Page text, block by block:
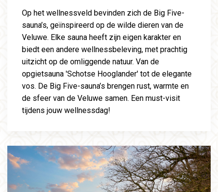
Op het wellnessveld bevinden zich de Big Five-
sauna’s, geïnspireerd op de wilde dieren van de
Veluwe. Elke sauna heeft zijn eigen karakter en
biedt een andere wellnessbeleving, met prachtig
uitzicht op de omliggende natuur. Van de
opgietsauna 'Schotse Hooglander' tot de elegante
vos. De Big Five-sauna’s brengen rust, warmte en
de sfeer van de Veluwe samen. Een must-visit
tijdens jouw wellnessdag!